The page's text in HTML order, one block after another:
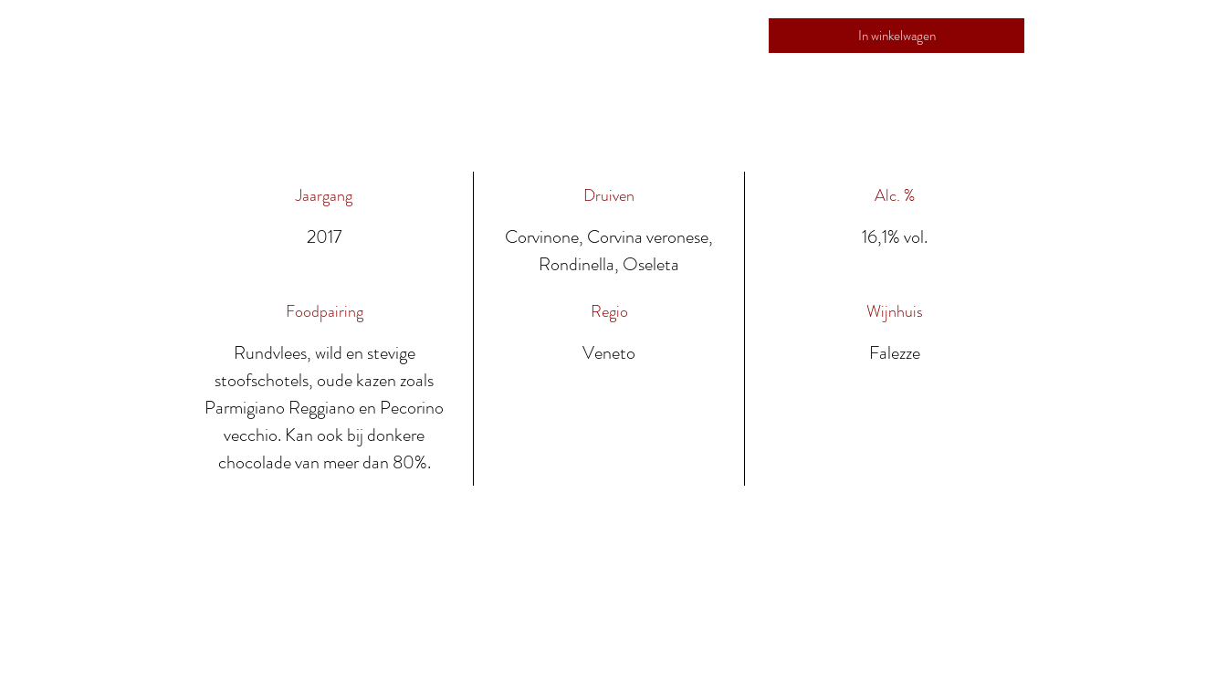
In winkelwagen
Jaargang
2017
Druiven
Corvinone, Corvina veronese,
Rondinella, Oseleta
Alc. %
16,1% vol.
Foodpairing
Rundvlees, wild en stevige
stoofschotels, oude kazen zoals
Parmigiano Reggiano en Pecorino
vecchio. Kan ook bij donkere
chocolade van meer dan 80%.
Regio
Veneto
Wijnhuis
Falezze